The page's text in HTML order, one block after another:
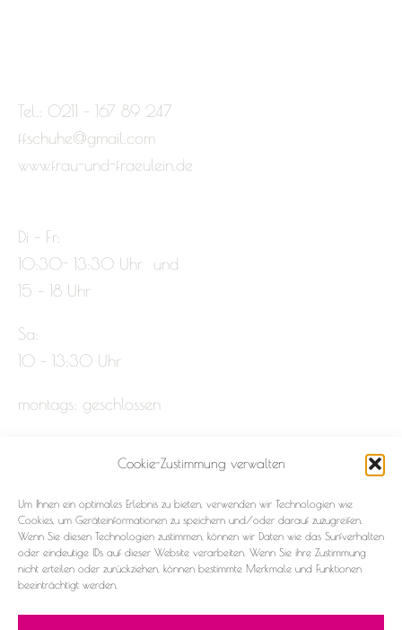
Cookie-Zustimmung verwalten
Um Ihnen ein optimales Erlebnis zu bieten, verwenden wir Technologien wie
Cookies, um Geräteinformationen zu speichern und/oder darauf zuzugreifen.
Wenn Sie diesen Technologien zustimmen, können wir Daten wie das Surfverhalten
oder eindeutige IDs auf dieser Website verarbeiten. Wenn Sie ihre Zustimmung
nicht erteilen oder zurückziehen, können bestimmte Merkmale und Funktionen
beeinträchtigt werden.
Tel.: 0211 – 167 89 247
ffschuhe@gmail.com
www.frau-und-fraeulein.de
Di – Fr:
10:30- 13:30 Uhr und
15 – 18 Uhr
Sa:
10 – 13:30 Uhr
montags: geschlossen
Datenschutz
Cookie-Richtlinie (EU)